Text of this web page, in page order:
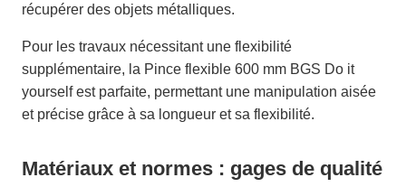
récupérer des objets métalliques.
Pour les travaux nécessitant une flexibilité
supplémentaire, la Pince flexible 600 mm BGS Do it
yourself est parfaite, permettant une manipulation aisée
et précise grâce à sa longueur et sa flexibilité.
Matériaux et normes : gages de qualité